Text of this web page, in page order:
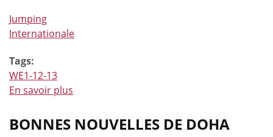
Jumping
Internationale
Tags:
WE1-12-13
En savoir plus
de
Les
BONNES NOUVELLES DE DOHA